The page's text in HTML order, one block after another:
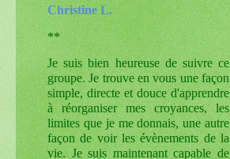
Christine L.
**
Je suis bien heureuse de suivre ce
groupe. Je trouve en vous une façon
simple, directe et douce d'apprendre
à réorganiser mes croyances, les
limites que je me donnais, une autre
façon de voir les évènements de la
vie. Je suis maintenant capable de